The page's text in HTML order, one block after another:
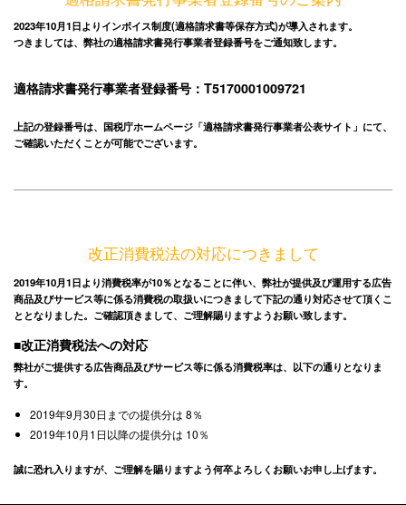
2023年10月1日よりインボイス制度(適格請求書等保存方式)が導入されます。
つきましては、弊社の適格請求書発行事業者登録番号をご通知致します。
適格請求書発行事業者登録番号：T5170001009721
上記の登録番号は、国税庁ホームページ「適格請求書発行事業者公表サイト」にて、
ご確認いただくことが可能でございます。
改正消費税法の対応につきまして
2019年10月1日より消費税率が10％となることに伴い、弊社が提供及び運用する広告
商品及びサービス等に係る消費税の取扱いにつきまして下記の通り対応させて頂くこ
ととなりました。ご確認頂きまして、ご理解賜りますようお願い致します。
■改正消費税法への対応
弊社がご提供する広告商品及びサービス等に係る消費税率は、以下の通りとなりま
す。
2019年9月30日までの提供分は 8％
2019年10月1日以降の提供分は 10％
誠に恐れ入りますが、ご理解を賜りますよう何卒よろしくお願いお申し上げます。